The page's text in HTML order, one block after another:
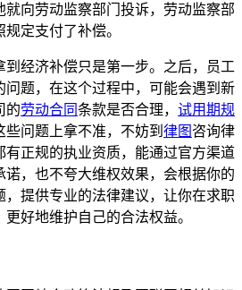
就向劳动监察部门投诉，劳动监察部
定支付了补偿。
到经济补偿只是第一步。之后，员工
问题，在这个过程中，可能会遇到新
的劳动合同条款是否合理， 试用期规
问题上拿不准，不妨到 律图 咨询律
有正规的执业资质，能通过官方渠道
诺，也不夸大维权效果，会根据你的
提供专业的法律建议，让你在求职
好地维护自己的合法权益。